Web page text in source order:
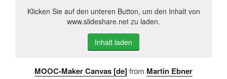
Klicken Sie auf den unteren Button, um den Inhalt von
www.slideshare.net zu laden.
Inhalt laden
MOOC-Maker Canvas [de] from Martin Ebner